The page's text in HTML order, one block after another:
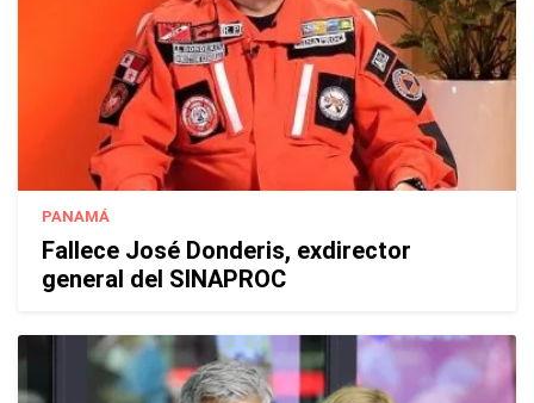
PANAMÁ
Fallece José Donderis, exdirector
general del SINAPROC